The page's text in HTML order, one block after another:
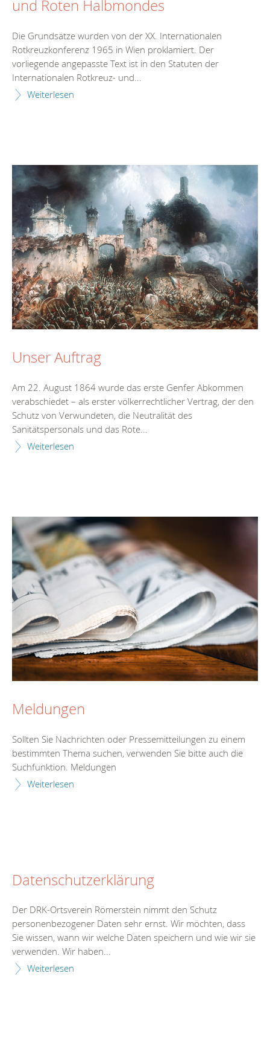
und Roten Halbmondes
Die Grundsätze wurden von der XX. Internationalen
Rotkreuzkonferenz 1965 in Wien proklamiert. Der
vorliegende angepasste Text ist in den Statuten der
Internationalen Rotkreuz- und...
Weiterlesen
Unser Auftrag
Am 22. August 1864 wurde das erste Genfer Abkommen
verabschiedet – als erster völkerrechtlicher Vertrag, der den
Schutz von Verwundeten, die Neutralität des
Sanitätspersonals und das Rote...
Weiterlesen
Meldungen
Sollten Sie Nachrichten oder Pressemitteilungen zu einem
bestimmten Thema suchen, verwenden Sie bitte auch die
Suchfunktion. Meldungen
Weiterlesen
Datenschutzerklärung
Der DRK-Ortsverein Römerstein nimmt den Schutz
personenbezogener Daten sehr ernst. Wir möchten, dass
Sie wissen, wann wir welche Daten speichern und wie wir sie
verwenden. Wir haben...
Weiterlesen